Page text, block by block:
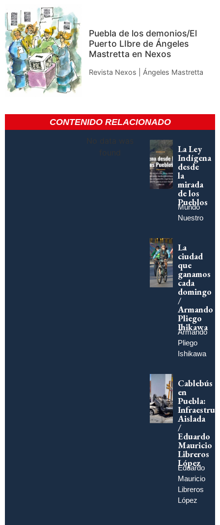
Puebla de los demonios/El
Puerto LIbre de Ángeles
Mastretta en Nexos
Revista Nexos | Ángeles Mastretta
CONTENIDO RELACIONADO
No data was
found
La Ley
Indígena
desde
la
mirada
de los
Pueblos
Mundo
Nuestro
La
ciudad
que
ganamos
cada
domingo
/
Armando
Pliego
Ihikawa
Armando
Pliego
Ishikawa
Cablebús
en
Puebla:
Aislada
/
Eduardo
Mauricio
Libreros
López
Eduardo
Mauricio
Libreros
López